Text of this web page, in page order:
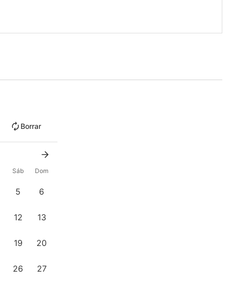
Borrar
Sáb Dom
5 6
12 13
19 20
26 27